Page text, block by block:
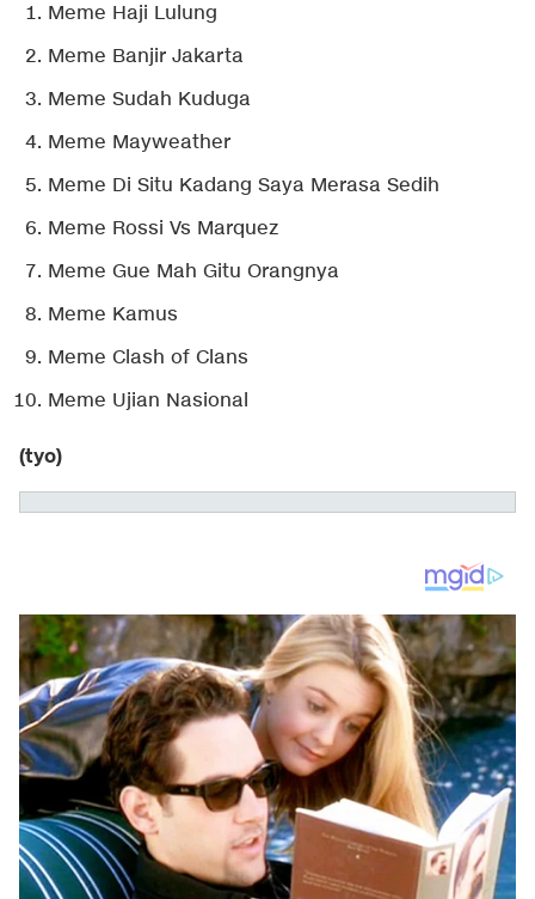
Meme Haji Lulung
Meme Banjir Jakarta
Meme Sudah Kuduga
Meme Mayweather
Meme Di Situ Kadang Saya Merasa Sedih
Meme Rossi Vs Marquez
Meme Gue Mah Gitu Orangnya
Meme Kamus
Meme Clash of Clans
Meme Ujian Nasional
(tyo)